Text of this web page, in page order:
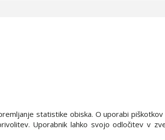
statistike obiska. O uporabi
Uporabnik lahko svojo odločitev v